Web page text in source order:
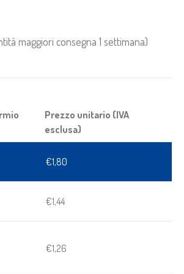
maggiori consegna 1 settimana)
Prezzo unitario (IVA
esclusa)
€1,80
€1,44
€1,26